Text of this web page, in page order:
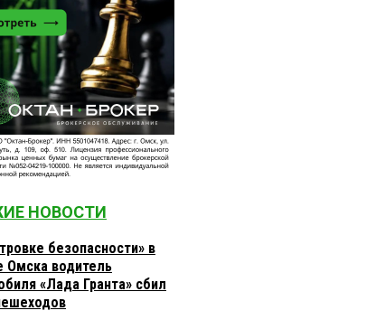
НОВОСТИ
безопасности» в
Омска водитель
«Лада Гранта» сбил